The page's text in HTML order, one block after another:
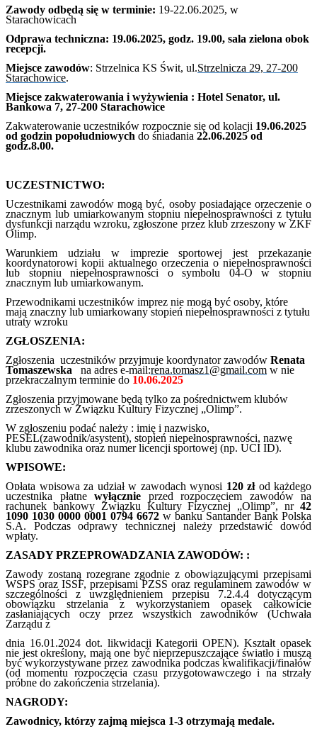
Zawody odbędą się w terminie: 19-22.06.2025, w
Starachowicach
Odprawa techniczna: 19.06.2025, godz. 19.00, sala zielona obok
recepcji.
Miejsce zawodów: Strzelnica KS Świt, ul.Strzelnicza 29, 27-200
Starachowice.
Miejsce zakwaterowania i wyżywienia : Hotel Senator, ul.
Bankowa 7, 27-200 Starachowice
Zakwaterowanie uczestników rozpocznie się od kolacji 19.06.2025
od godzin popołudniowych do śniadania 22.06.2025 od
godz.8.00.
UCZESTNICTWO:
Uczestnikami zawodów mogą być, osoby posiadające orzeczenie o
znacznym lub umiarkowanym stopniu niepełnosprawności z tytułu
dysfunkcji narządu wzroku, zgłoszone przez klub zrzeszony w ZKF
Olimp.
Warunkiem udziału w imprezie sportowej jest przekazanie
koordynatorowi kopii aktualnego orzeczenia o niepełnosprawności
lub stopniu niepełnosprawności o symbolu 04-O w stopniu
znacznym lub umiarkowanym.
Przewodnikami uczestników imprez nie mogą być osoby, które
mają znaczny lub umiarkowany stopień niepełnosprawności z tytułu
utraty wzroku
ZGŁOSZENIA:
Zgłoszenia uczestników przyjmuje koordynator zawodów Renata
Tomaszewska na adres e-mail:rena.tomasz1@gmail.com w nie
przekraczalnym terminie do 10.06.2025
Zgłoszenia przyjmowane będą tylko za pośrednictwem klubów
zrzeszonych w Związku Kultury Fizycznej „Olimp”.
W zgłoszeniu podać należy : imię i nazwisko,
PESEL(zawodnik/asystent), stopień niepełnosprawności, nazwę
klubu zawodnika oraz numer licencji sportowej (np. UCI ID).
WPISOWE:
Opłata wpisowa za udział w zawodach wynosi 120 zł od każdego
uczestnika płatne wyłącznie przed rozpoczęciem zawodów na
rachunek bankowy Związku Kultury Fizycznej „Olimp”, nr 42
1090 1030 0000 0001 0794 6672 w banku Santander Bank Polska
S.A. Podczas odprawy technicznej należy przedstawić dowód
wpłaty.
ZASADY PRZEPROWADZANIA ZAWODÓW: :
Zawody zostaną rozegrane zgodnie z obowiązującymi przepisami
WSPS oraz ISSF, przepisami PZSS oraz regulaminem zawodów w
szczególności z uwzględnieniem przepisu 7.2.4.4 dotyczącym
obowiązku strzelania z wykorzystaniem opasek całkowicie
zasłaniających oczy przez wszystkich zawodników (Uchwała
Zarządu z
dnia 16.01.2024 dot. likwidacji Kategorii OPEN). Kształt opasek
nie jest określony, mają one być nieprzepuszczające światło i muszą
być wykorzystywane przez zawodnika podczas kwalifikacji/finałów
(od momentu rozpoczęcia czasu przygotowawczego i na strzały
próbne do zakończenia strzelania).
NAGRODY:
Zawodnicy, którzy zajmą miejsca 1-3 otrzymają medale.